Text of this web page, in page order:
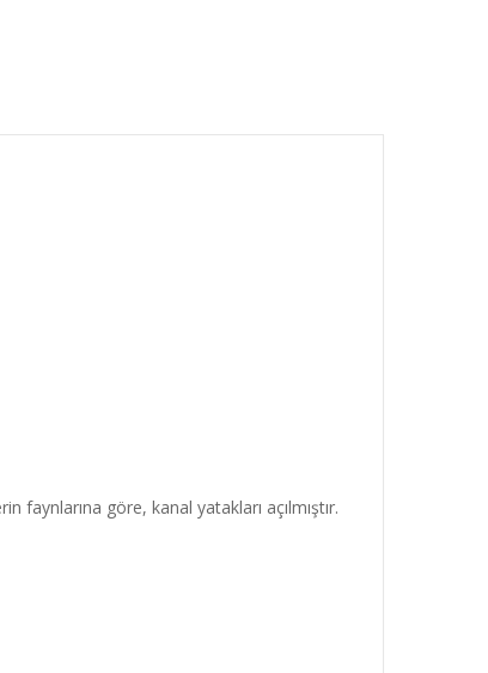
göre, kanal yatakları açılmıştır.